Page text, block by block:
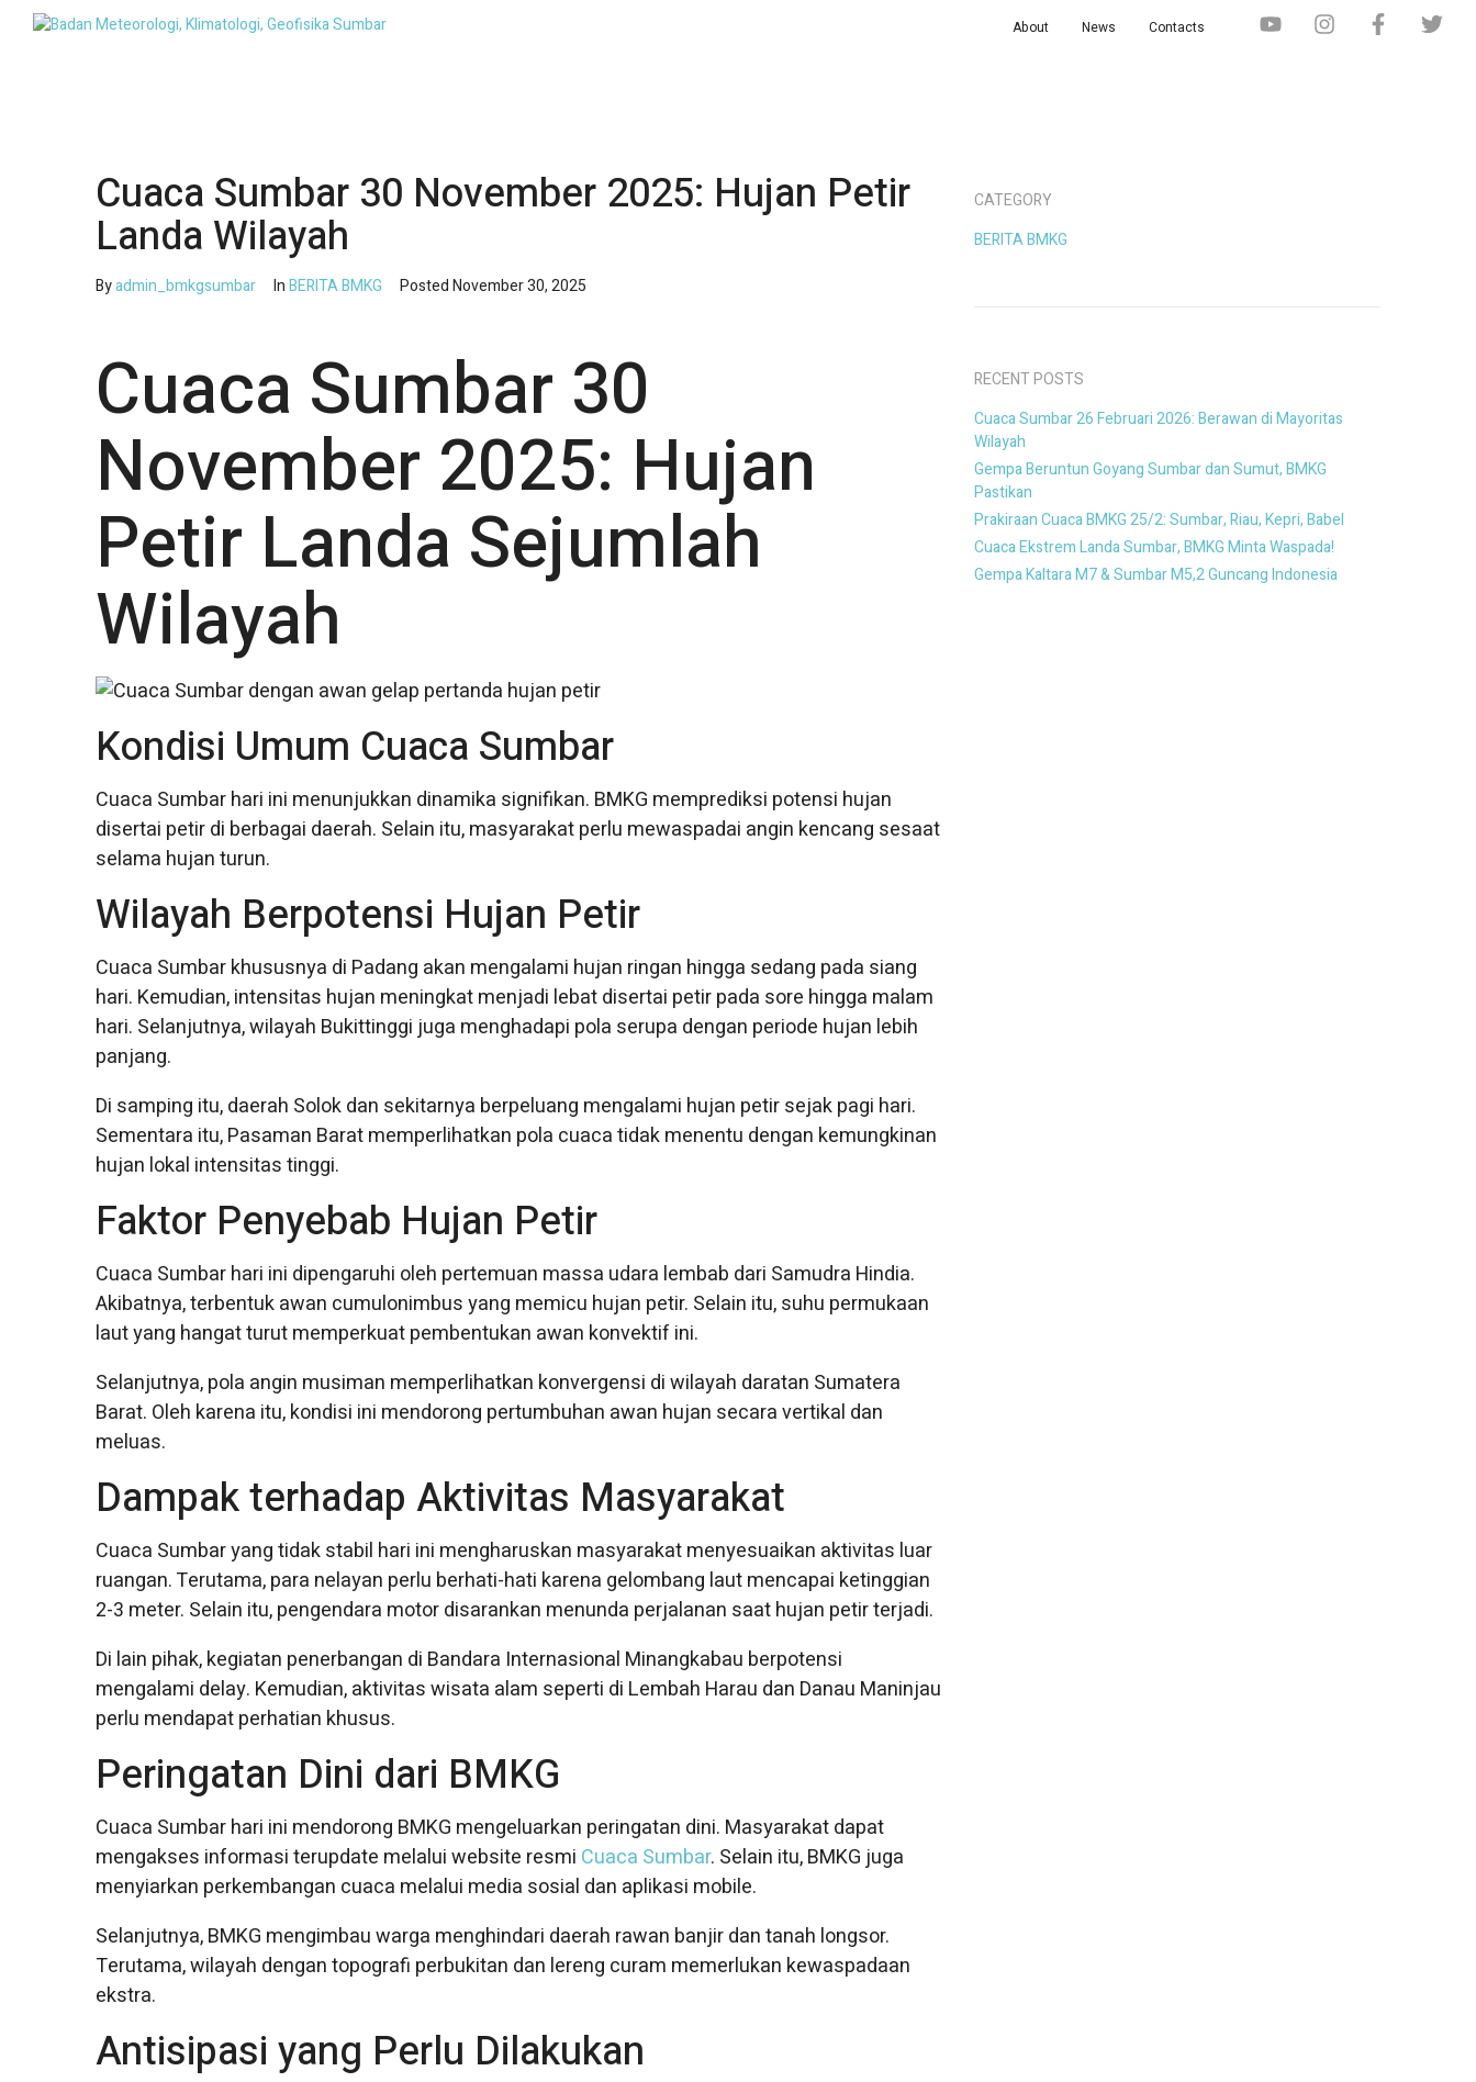
About News Contacts
Cuaca Sumbar 30 November 2025: Hujan Petir
Landa Wilayah
Byadmin_bmkgsumbar InBERITA BMKG PostedNovember 30, 2025
Cuaca Sumbar 30
November 2025: Hujan
Petir Landa Sejumlah
Wilayah
Kondisi Umum Cuaca Sumbar
Cuaca Sumbar hari ini menunjukkan dinamika signifikan. BMKG memprediksi potensi hujan
disertai petir di berbagai daerah. Selain itu, masyarakat perlu mewaspadai angin kencang sesaat
selama hujan turun.
Wilayah Berpotensi Hujan Petir
Cuaca Sumbar khususnya di Padang akan mengalami hujan ringan hingga sedang pada siang
hari. Kemudian, intensitas hujan meningkat menjadi lebat disertai petir pada sore hingga malam
hari. Selanjutnya, wilayah Bukittinggi juga menghadapi pola serupa dengan periode hujan lebih
panjang.
Di samping itu, daerah Solok dan sekitarnya berpeluang mengalami hujan petir sejak pagi hari.
Sementara itu, Pasaman Barat memperlihatkan pola cuaca tidak menentu dengan kemungkinan
hujan lokal intensitas tinggi.
Faktor Penyebab Hujan Petir
Cuaca Sumbar hari ini dipengaruhi oleh pertemuan massa udara lembab dari Samudra Hindia.
Akibatnya, terbentuk awan cumulonimbus yang memicu hujan petir. Selain itu, suhu permukaan
laut yang hangat turut memperkuat pembentukan awan konvektif ini.
Selanjutnya, pola angin musiman memperlihatkan konvergensi di wilayah daratan Sumatera
Barat. Oleh karena itu, kondisi ini mendorong pertumbuhan awan hujan secara vertikal dan
meluas.
Dampak terhadap Aktivitas Masyarakat
Cuaca Sumbar yang tidak stabil hari ini mengharuskan masyarakat menyesuaikan aktivitas luar
ruangan. Terutama, para nelayan perlu berhati-hati karena gelombang laut mencapai ketinggian
2-3 meter. Selain itu, pengendara motor disarankan menunda perjalanan saat hujan petir terjadi.
Di lain pihak, kegiatan penerbangan di Bandara Internasional Minangkabau berpotensi
mengalami delay. Kemudian, aktivitas wisata alam seperti di Lembah Harau dan Danau Maninjau
perlu mendapat perhatian khusus.
Peringatan Dini dari BMKG
Cuaca Sumbar hari ini mendorong BMKG mengeluarkan peringatan dini. Masyarakat dapat
mengakses informasi terupdate melalui website resmi Cuaca Sumbar. Selain itu, BMKG juga
menyiarkan perkembangan cuaca melalui media sosial dan aplikasi mobile.
Selanjutnya, BMKG mengimbau warga menghindari daerah rawan banjir dan tanah longsor.
Terutama, wilayah dengan topografi perbukitan dan lereng curam memerlukan kewaspadaan
ekstra.
Antisipasi yang Perlu Dilakukan
CATEGORY
BERITA BMKG
RECENT POSTS
Cuaca Sumbar 26 Februari 2026: Berawan di Mayoritas
Wilayah
Gempa Beruntun Goyang Sumbar dan Sumut, BMKG
Pastikan
Prakiraan Cuaca BMKG 25/2: Sumbar, Riau, Kepri, Babel
Cuaca Ekstrem Landa Sumbar, BMKG Minta Waspada!
Gempa Kaltara M7 & Sumbar M5,2 Guncang Indonesia